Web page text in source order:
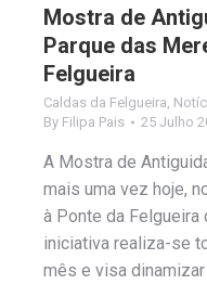
Mostra de
Parque das
Felgueira
Caldas da Felgueira
By Filipa Pais 25 Julho
A Mostra de
mais uma vez hoje,
à Ponte da Felgueira
iniciativa realiza-se
mês e visa